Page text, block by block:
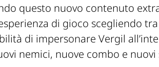
questo nuovo contenuto
di gioco scegliendo
di impersonare Vergil
nemici, nuove combo e nuovi